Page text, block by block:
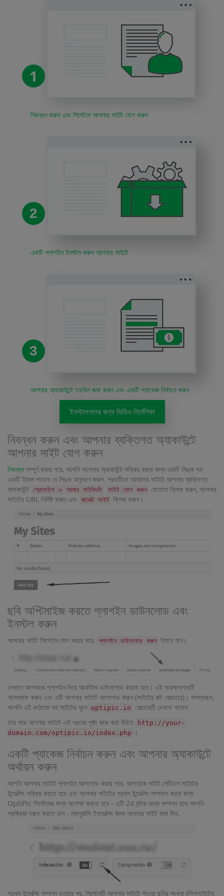
1
নিবন্ধন করুন এবং সিস্টেমে আপনার সাইট যোগ করুন
2
একটি প্লাগইন ইনস্টল করুন আপনার সাইটে
3
আপনার অ্যাকাউন্টে তহবিল জমা করুন এবং একটি প্যাকেজ নির্বাচন করুন
ইনস্টলেশনের জন্য ভিডিও নির্দেশিকা
নিবন্ধন করুন এবং আপনার ব্যক্তিগত অ্যাকাউন্টে
আপনার সাইট যোগ করুন
নিবন্ধন সম্পূর্ণ করার পরে, আপনি আপনার অ্যাকাউন্ট সক্রিয় করার জন্য একটি লিঙ্ক সহ
একটি ইমেল পাবেন৷ যে লিঙ্ক অনুসরণ করুন. পরবর্তীতে আমাদের সাইটে আপনার ব্যক্তিগত
অ্যাকাউন্ট প্রোফাইল > আমার সাইটগুলি সাইট যোগ করুন বোতামে ক্লিক করুন, আপনার
সাইটের URL নির্দিষ্ট করুন এবং কানেক্ট সাইট ক্লিক করুন।
ছবি অপ্টিমাইজ করতে প্লাগইন ডাউনলোড এবং
ইনস্টল করুন
আপনার সাইট সিস্টেমে যোগ করার পরে, প্লাগইন ডাউনলোড করুন ট্যাবে যান।
সেখানে আপনাকে প্লাগইন দিয়ে আর্কাইভ ডাউনলোড করতে হবে। এই সংরক্ষণাগারটি
আনপ্যাক করুন এবং এটি আপনার সাইটে আপলোড করুন (সাইটের রুট ফোল্ডারে)। ফলস্বরূপ,
আপনি এই কাঠামো সহ সাইটের মূলে optipic.io ফোল্ডারটি দেখতে পাবেন:
তার পরে আপনার সাইটে এই ধরনের পৃষ্ঠা কাজ করা উচিত
http://your-
domain.com/optipic.io/index.php
।
একটি প্যাকেজ নির্বাচন করুন এবং আপনার অ্যাকাউন্টে
অর্থায়ন করুন
আপনি আপনার সাইটে প্লাগইন আপলোড করার পরে, আপনাকে সাইট সেটিংসে সাইটের
ইন্ডেক্সিং সক্রিয় করতে হবে এবং আপনার সাইটের প্রথম ইন্ডেক্সিং সম্পাদন করার জন্য
OptiPic সিস্টেমের জন্য অপেক্ষা করতে হবে - এটি 24 ঘন্টার মধ্যে সম্পন্ন হবে৷ আপনি
প্রক্রিয়া দ্রুত করতে চান - ম্যানুয়ালি ইনডেক্সিং জন্য আপনার সাইট জমা দিন.
প্রথম ইন্ডেক্সিং সম্পন্ন হওয়ার পর, সিস্টেমটি আপনার সাইটে পাওয়া ছবির সংখ্যা (গিগাবাইটের